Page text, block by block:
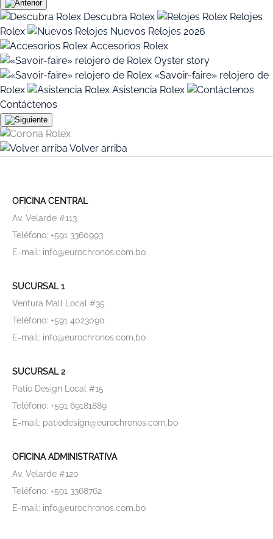
Descubra Rolex
Relojes
Rolex
Nuevos Relojes 2026
Accesorios Rolex
Oyster story
«Savoir-faire» relojero de
Rolex
Asistencia Rolex
Contáctenos
Volver arriba
OFICINA CENTRAL
Av. Velarde #113
Teléfono: +591 3360993
E-mail: info@eurochronos.com.bo
SUCURSAL 1
Ventura Mall Local #35
Teléfono: +591 4023090
E-mail: info@eurochronos.com.bo
SUCURSAL 2
Patio Design Local #15
Teléfono: +591 69181889
E-mail: patiodesign@eurochronos.com.bo
OFICINA ADMINISTRATIVA
Av. Velarde #120
Teléfono: +591 3368762
E-mail: info@eurochronos.com.bo